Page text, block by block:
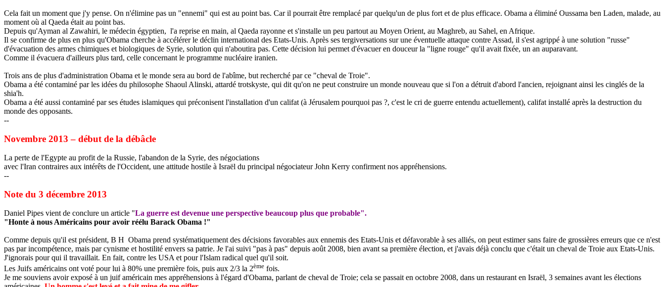
Cela fait un moment que j'y pense. On n'élimine pas un "ennemi" qui est au point bas. Car il pourrait être remplacé par quelqu'un de plus fort et de plus efficace. Obama a éliminé Oussama ben Laden, malade, au
moment où al Qaeda était au point bas.
Depuis qu'Ayman al Zawahiri, le médecin égyptien, l'a reprise en main, al Qaeda rayonne et s'installe un peu partout au Moyen Orient, au Maghreb, au Sahel, en Afrique.
Il se confirme de plus en plus qu'Obama cherche à accélérer le déclin international des Etats-Unis. Après ses tergiversations sur une éventuelle attaque contre Assad, il s'est agrippé à une solution "russe"
d'évacuation des armes chimiques et biologiques de Syrie, solution qui n'aboutira pas. Cette décision lui permet d'évacuer en douceur la "ligne rouge" qu'il avait fixée, un an auparavant.
Comme il évacuera d'ailleurs plus tard, celle concernant le programme nucléaire iranien.
Trois ans de plus d'administration Obama et le monde sera au bord de l'abîme, but recherché par ce "cheval de Troie".
Obama a été contaminé par les idées du philosophe Shaoul Alinski, attardé trotskyste, qui dit qu'on ne peut construire un monde nouveau que si l'on a détruit d'abord l'ancien, rejoignant ainsi les cinglés de la
shia'h.
Obama a été aussi contaminé par ses études islamiques qui préconisent l'installation d'un califat (à Jérusalem pourquoi pas ?, c'est le cri de guerre entendu actuellement), califat installé après la destruction du
monde des opposants.
--
Novembre 2013 – début de la débâcle
La perte de l'Egypte au profit de la Russie, l'abandon de la Syrie, des négociations
avec l'Iran contraires aux intérêts de l'Occident, une attitude hostile à Israël du principal négociateur John Kerry confirment nos appréhensions.
--
Note du 3 décembre 2013
Daniel Pipes vient de conclure un article "La guerre est devenue une perspective beaucoup plus que probable".
"Honte à nous Américains pour avoir réélu Barack Obama !"
Comme depuis qu'il est président, B H Obama prend systématiquement des décisions favorables aux ennemis des Etats-Unis et défavorable à ses alliés, on peut estimer sans faire de grossières erreurs que ce n'est
pas par incompétence, mais par cynisme et hostilité envers sa patrie. Je l'ai suivi "pas à pas" depuis août 2008, bien avant sa première élection, et j'avais déjà conclu que c'était un cheval de Troie aux Etats-Unis.
J'ignorais pour qui il travaillait. En fait, contre les USA et pour l'Islam radical quel qu'il soit.
Les Juifs américains ont voté pour lui à 80% une première fois, puis aux 2/3 la 2ème fois.
Je me souviens avoir exposé à un juif américain mes appréhensions à l'égard d'Obama, parlant de cheval de Troie; cela se passait en octobre 2008, dans un restaurant en Israël, 3 semaines avant les élections